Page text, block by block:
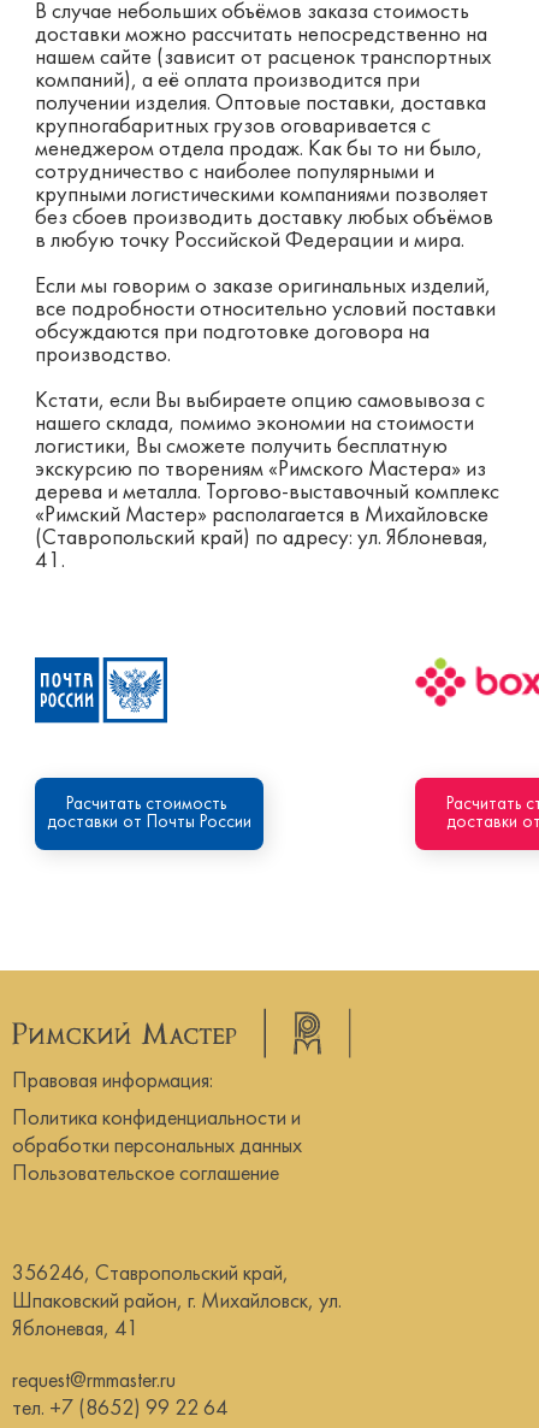
В случае небольших объёмов заказа стоимость
доставки можно рассчитать непосредственно на
нашем сайте (зависит от расценок транспортных
компаний), а её оплата производится при
получении изделия. Оптовые поставки, доставка
крупногабаритных грузов оговаривается с
менеджером отдела продаж. Как бы то ни было,
сотрудничество с наиболее популярными и
крупными логистическими компаниями позволяет
без сбоев производить доставку любых объёмов
в любую точку Российской Федерации и мира.
Если мы говорим о заказе оригинальных изделий,
все подробности относительно условий поставки
обсуждаются при подготовке договора на
производство.
Кстати, если Вы выбираете опцию самовывоза с
нашего склада, помимо экономии на стоимости
логистики, Вы сможете получить бесплатную
экскурсию по творениям «Римского Мастера» из
дерева и металла. Торгово-выставочный комплекс
«Римский Мастер» располагается в Михайловске
(Ставропольский край) по адресу: ул. Яблоневая,
41.
Расчитать стоимость
доставки от Почты России
Расчитать
доставки
Правовая информация:
Политика конфиденциальности и
обработки персональных данных
Пользовательское соглашение
356246, Ставропольский край,
Шпаковский район, г. Михайловск, ул.
Яблоневая, 41
request@rmmaster.ru
тел. +7 (8652) 99 22 64